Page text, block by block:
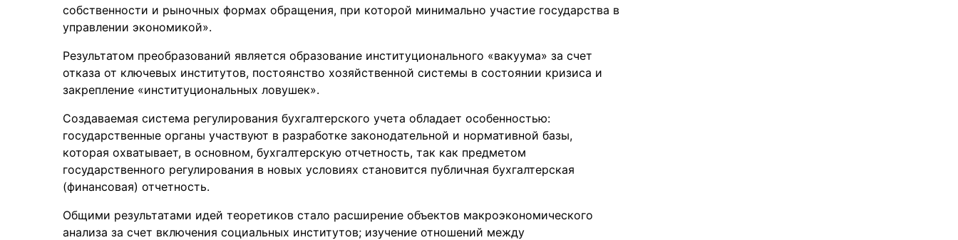
собственности и рыночных формах обращения, при которой минимально участие государства в
управлении экономикой».
Результатом преобразований является образование институционального «вакуума» за счет
отказа от ключевых институтов, постоянство хозяйственной системы в состоянии кризиса и
закрепление «институциональных ловушек».
Создаваемая система регулирования бухгалтерского учета обладает особенностью:
государственные органы участвуют в разработке законодательной и нормативной базы,
которая охватывает, в основном, бухгалтерскую отчетность, так как предметом
государственного регулирования в новых условиях становится публичная бухгалтерская
(финансовая) отчетность.
Общими результатами идей теоретиков стало расширение объектов макроэкономического
анализа за счет включения социальных институтов; изучение отношений между